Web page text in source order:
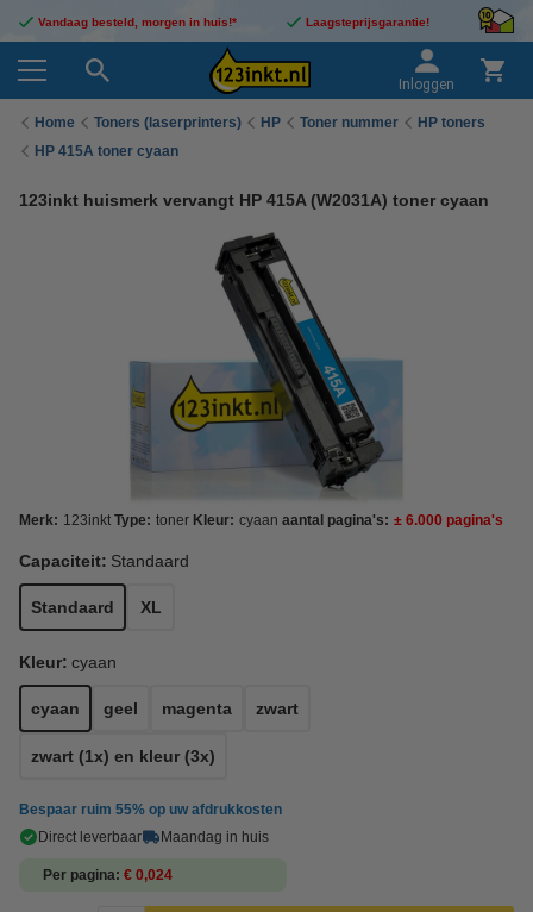
Vandaag besteld, morgen in huis!* Laagsteprijsgarantie!
Inloggen
Home Toners (laserprinters) HP Toner nummer
HP toners
HP 415A toner cyaan
123inkt huismerk vervangt HP 415A (W2031A) toner cyaan
Merk: 123inkt Type: toner Kleur: cyaan aantal pagina's: ± 6.000 pagina's
Capaciteit: Standaard
Standaard XL
Kleur: cyaan
cyaan geel magenta zwart
zwart (1x) en kleur (3x)
Bespaar ruim 55% op uw afdrukkosten
Direct leverbaar
Maandag in huis
Per pagina € 0,024